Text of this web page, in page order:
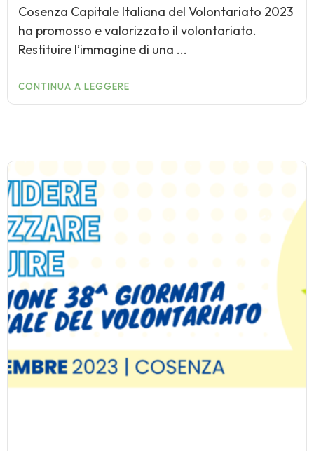
Cosenza Capitale Italiana del Volontariato 2023
ha promosso e valorizzato il volontariato.
Restituire l’immagine di una ...
CONTINUA A LEGGERE